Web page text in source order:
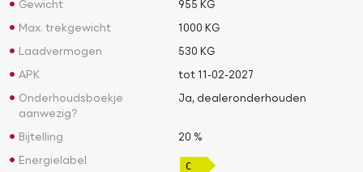
Gewicht 955 KG
Max. trekgewicht 1000 KG
Laadvermogen 530 KG
APK tot 11-02-2027
Onderhoudsboekje
aanwezig?
Ja, dealeronderhouden
Bijtelling 20 %
Energielabel